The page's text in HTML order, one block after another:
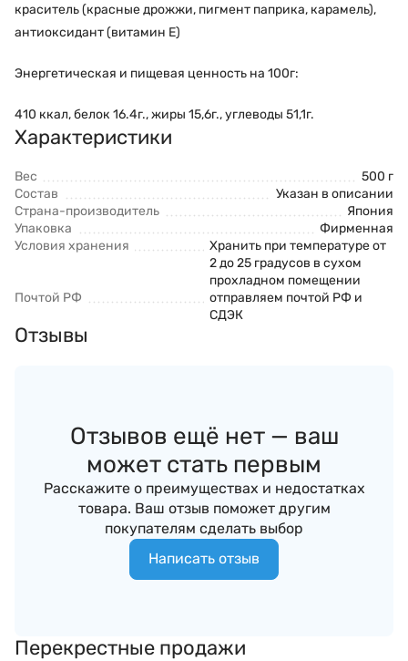
краситель (красные дрожжи, пигмент паприка, карамель),
антиоксидант (витамин Е)
Энергетическая и пищевая ценность на 100г:
410 ккал, белок 16.4г., жиры 15,6г., углеводы 51,1г.
Характеристики
Вес
500 г
Состав
Указан в описании
Страна-производитель
Япония
Упаковка
Фирменная
Условия хранения
Хранить при температуре от
2 до 25 градусов в сухом
прохладном помещении
Почтой РФ
отправляем почтой РФ и
СДЭК
Отзывы
Отзывов ещё нет — ваш
может стать первым
Расскажите о преимуществах и недостатках
товара. Ваш отзыв поможет другим
покупателям сделать выбор
Написать отзыв
Перекрестные продажи